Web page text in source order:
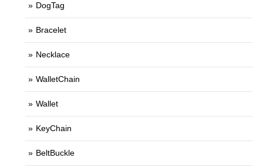
DogTag
Bracelet
Necklace
WalletChain
Wallet
KeyChain
BeltBuckle